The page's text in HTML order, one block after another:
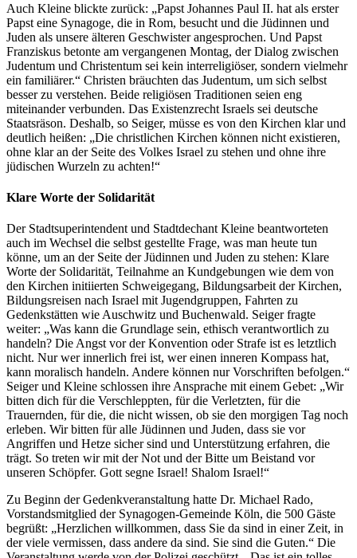
Auch Kleine blickte zurück: „Papst Johannes Paul II. hat als erster
Papst eine Synagoge, die in Rom, besucht und die Jüdinnen und
Juden als unsere älteren Geschwister angesprochen. Und Papst
Franziskus betonte am vergangenen Montag, der Dialog zwischen
Judentum und Christentum sei kein interreligiöser, sondern vielmehr
ein familiärer.“ Christen bräuchten das Judentum, um sich selbst
besser zu verstehen. Beide religiösen Traditionen seien eng
miteinander verbunden. Das Existenzrecht Israels sei deutsche
Staatsräson. Deshalb, so Seiger, müsse es von den Kirchen klar und
deutlich heißen: „Die christlichen Kirchen können nicht existieren,
ohne klar an der Seite des Volkes Israel zu stehen und ohne ihre
jüdischen Wurzeln zu achten!“
Klare Worte der Solidarität
Der Stadtsuperintendent und Stadtdechant Kleine beantworteten
auch im Wechsel die selbst gestellte Frage, was man heute tun
könne, um an der Seite der Jüdinnen und Juden zu stehen: Klare
Worte der Solidarität, Teilnahme an Kundgebungen wie dem von
den Kirchen initiierten Schweigegang, Bildungsarbeit der Kirchen,
Bildungsreisen nach Israel mit Jugendgruppen, Fahrten zu
Gedenkstätten wie Auschwitz und Buchenwald. Seiger fragte
weiter: „Was kann die Grundlage sein, ethisch verantwortlich zu
handeln? Die Angst vor der Konvention oder Strafe ist es letztlich
nicht. Nur wer innerlich frei ist, wer einen inneren Kompass hat,
kann moralisch handeln. Andere können nur Vorschriften befolgen.“
Seiger und Kleine schlossen ihre Ansprache mit einem Gebet: „Wir
bitten dich für die Verschleppten, für die Verletzten, für die
Trauernden, für die, die nicht wissen, ob sie den morgigen Tag noch
erleben. Wir bitten für alle Jüdinnen und Juden, dass sie vor
Angriffen und Hetze sicher sind und Unterstützung erfahren, die
trägt. So treten wir mit der Not und der Bitte um Beistand vor
unseren Schöpfer. Gott segne Israel! Shalom Israel!“
Zu Beginn der Gedenkveranstaltung hatte Dr. Michael Rado,
Vorstandsmitglied der Synagogen-Gemeinde Köln, die 500 Gäste
begrüßt: „Herzlichen willkommen, dass Sie da sind in einer Zeit, in
der viele vermissen, dass andere da sind. Sie sind die Guten.“ Die